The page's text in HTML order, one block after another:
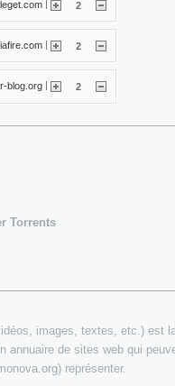
| 2
| 2
blog.org | 2
Torrents
images, textes, etc.) est
de sites web qui
représenter.